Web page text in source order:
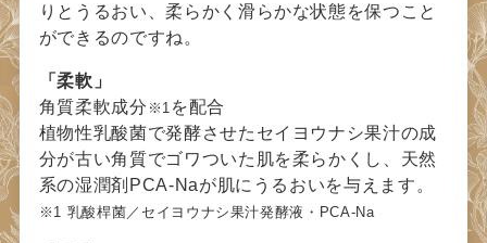
りとうるおい、柔らかく滑らかな状態を保つこと
ができるのですね。
「柔軟」
角質柔軟成分 ※1 を配合
植物性乳酸菌で発酵させたセイヨウナシ果汁の成
分が古い角質でゴワついた肌を柔らかくし、天然
系の湿潤剤PCA-Naが肌にうるおいを与えます。
※1 乳酸桿菌／セイヨウナシ果汁発酵液・PCA-Na